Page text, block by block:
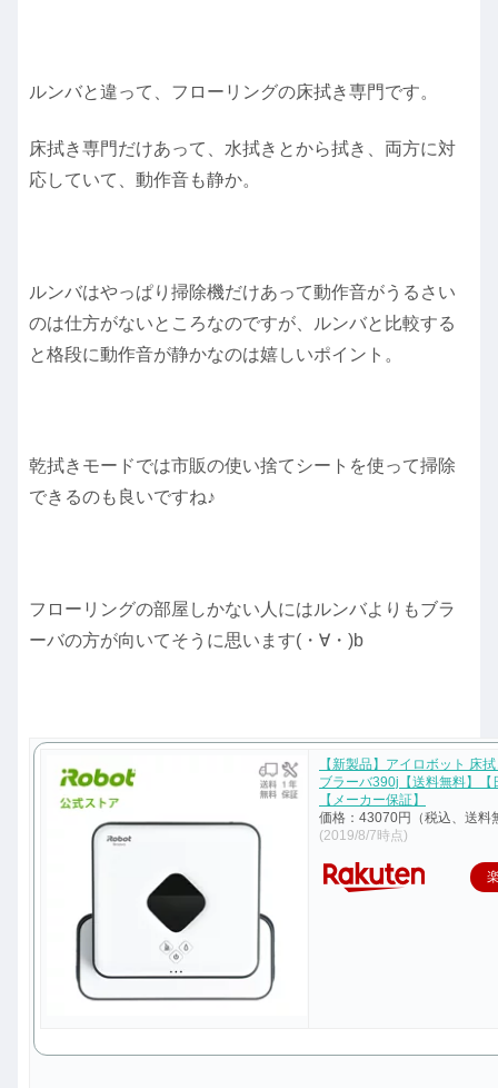
ルンバと違って、フローリングの床拭き専門です。
床拭き専門だけあって、水拭きとから拭き、両方に対
応していて、動作音も静か。
ルンバはやっぱり掃除機だけあって動作音がうるさい
のは仕方がないところなのですが、ルンバと比較する
と格段に動作音が静かなのは嬉しいポイント。
乾拭きモードでは市販の使い捨てシートを使って掃除
できるのも良いですね♪
フローリングの部屋しかない人にはルンバよりもブラ
ーバの方が向いてそうに思います(・∀・)b
【新製品】アイロボット 床
ブラーバ390j【送料無料】【
【メーカー保証】
価格：43070円（税込、送料
(2019/8/7時点)